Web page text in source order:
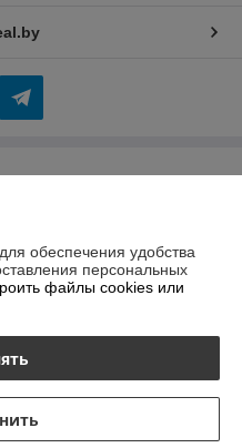
районный
ул.Тимирязева 65
обеспечения удобства
персональных
файлы cookies или